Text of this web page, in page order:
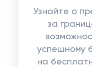
Узнайте о
за
успешному
на